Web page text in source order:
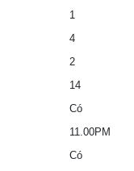
1
4
2
14
Có
11.00PM
Có